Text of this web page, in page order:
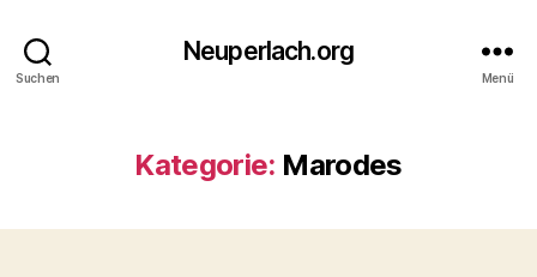
Suchen
Neuperlach.org
Menü
Kategorie: Marodes